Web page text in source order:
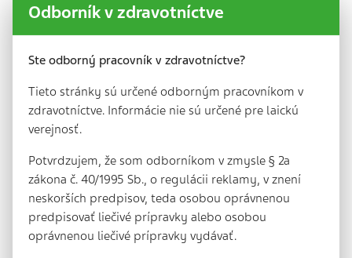
Materiály na
stiahnutie
Pre
pacientov
Odborník v zdravotníctve
Ste odborný pracovník v zdravotníctve?
Tieto stránky sú určené odborným pracovníkom v
zdravotníctve. Informácie nie sú určené pre laickú
verejnosť.
Potvrdzujem, že som odborníkom v zmysle § 2a
zákona č. 40/1995 Sb., o regulácii reklamy, v znení
neskorších predpisov, teda osobou oprávnenou
predpisovať liečivé prípravky alebo osobou
oprávnenou liečivé prípravky vydávať.